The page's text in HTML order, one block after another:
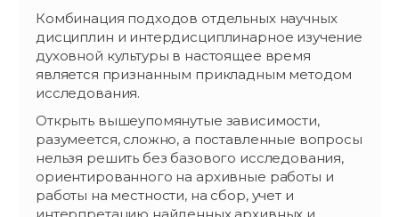
Комбинация подходов отдельных научных
дисциплин и интердисциплинарное изучение
духовной культуры в настоящее время
является признанным прикладным методом
исследования.
Открыть вышеупомянутые зависимости,
разумеется, сложно, а поставленные вопросы
нельзя решить без базового исследования,
ориентированного на архивные работы и
работы на местности, на сбор, учет и
интерпретацию найденных архивных и